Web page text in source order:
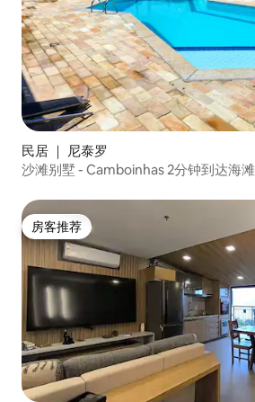
民居 ｜ 尼泰罗
沙滩别墅 - Camboinhas 2分钟到达海滩
房客推荐
房客推荐